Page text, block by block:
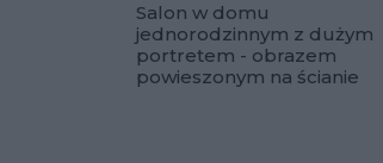
Salon w domu
jednorodzinnym z dużym
portretem - obrazem
powieszonym na ścianie